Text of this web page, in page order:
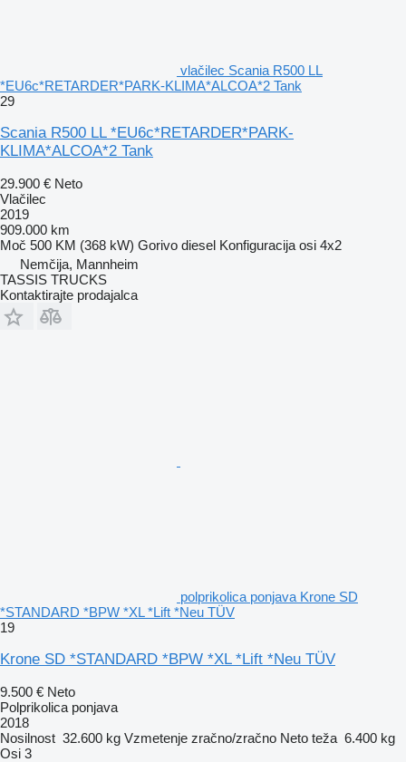
vlačilec Scania R500 LL
*EU6c*RETARDER*PARK-KLIMA*ALCOA*2 Tank
29
Scania R500 LL *EU6c*RETARDER*PARK-
KLIMA*ALCOA*2 Tank
29.900 € Neto
Vlačilec
2019
909.000 km
Moč 500 KM (368 kW) Gorivo diesel Konfiguracija osi 4x2
Nemčija, Mannheim
TASSIS TRUCKS
Kontaktirajte prodajalca
polprikolica ponjava Krone SD
*STANDARD *BPW *XL *Lift *Neu TÜV
19
Krone SD *STANDARD *BPW *XL *Lift *Neu TÜV
9.500 € Neto
Polprikolica ponjava
2018
Nosilnost 32.600 kg Vzmetenje zračno/zračno Neto teža 6.400 kg
Osi 3